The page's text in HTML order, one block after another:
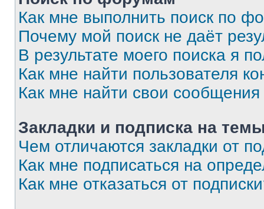
Как мне выполнить поиск по
Почему мой поиск не даёт
В результате моего поиска я
Как мне найти пользователя
Как мне найти свои
Закладки и подписка на
Чем отличаются закладки от
Как мне подписаться на
Как мне отказаться от